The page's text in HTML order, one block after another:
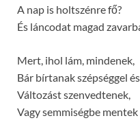
A nap is holtszénre fő?
És láncodat magad
Mert, ihol lám, mindenek,
Bár bírtanak szépséggel
Változást szenvedtenek,
Vagy semmiségbe